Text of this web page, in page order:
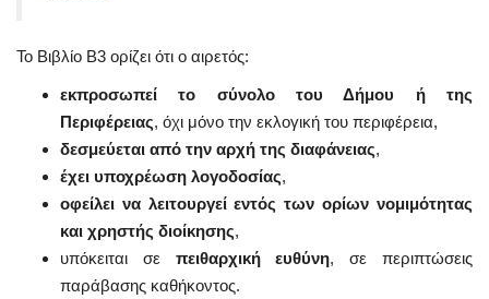
Το Βιβλίο Β3 ορίζει ότι ο αιρετός:
εκπροσωπεί το σύνολο του Δήμου ή της
Περιφέρειας, όχι μόνο την εκλογική του περιφέρεια,
δεσμεύεται από την αρχή της διαφάνειας,
έχει υποχρέωση λογοδοσίας,
οφείλει να λειτουργεί εντός των ορίων νομιμότητας
και χρηστής διοίκησης,
υπόκειται σε πειθαρχική ευθύνη, σε περιπτώσεις
παράβασης καθήκοντος.